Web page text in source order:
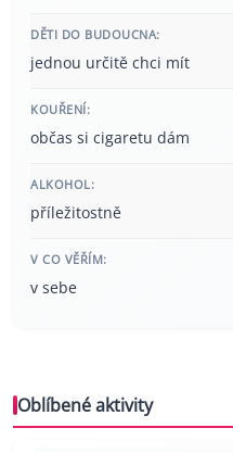
DĚTI DO BUDOUCNA:
jednou určitě chci mít
KOUŘENÍ:
občas si cigaretu dám
ALKOHOL:
příležitostně
V CO VĚŘÍM:
v sebe
Oblíbené aktivity